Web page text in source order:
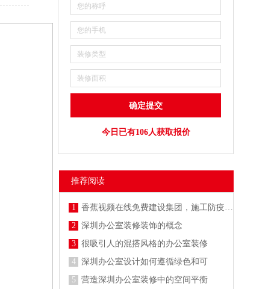
今日已有106人获取报价
推荐阅读
1
香蕉视频在线免费建设集团，施工防疫两不误
2
深圳办公室装修装饰的概念
3
很吸引人的混搭风格的办公室装修
4
深圳办公室设计如何遵循绿色和可
5
营造深圳办公室装修中的空间平衡